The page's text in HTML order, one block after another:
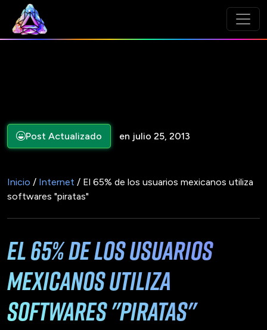
Post Actualizado en julio 25, 2013
Inicio / Internet / El 65% de los usuarios mexicanos utiliza
softwares "piratas"
El 65% de los usuarios
mexicanos utiliza
softwares "piratas"